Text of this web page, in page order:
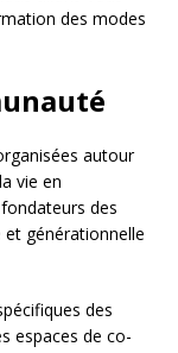
des modes
autour
vie en
des
générationnelle
des
espaces de co-